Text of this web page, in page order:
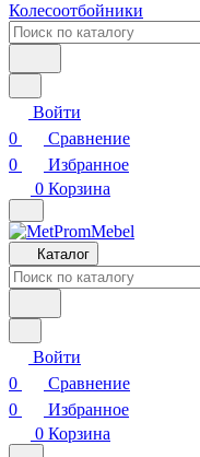
Колесоотбойники
Войти
0
Сравнение
0
Избранное
0 Корзина
Каталог
Войти
0
Сравнение
0
Избранное
0 Корзина